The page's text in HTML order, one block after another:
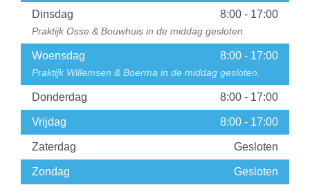
Dinsdag 8:00 - 17:00
Praktijk Osse & Bouwhuis in de middag gesloten.
Woensdag 8:00 - 17:00
Praktijk Willemsen & Boerma in de middag gesloten.
Donderdag 8:00 - 17:00
Vrijdag 8:00 - 17:00
Zaterdag Gesloten
Zondag Gesloten